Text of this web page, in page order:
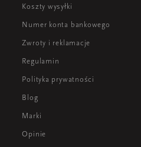
Koszty wysyłki
Numer konta bankowego
Zwroty i reklamacje
Regulamin
Polityka prywatności
Blog
Marki
Opinie